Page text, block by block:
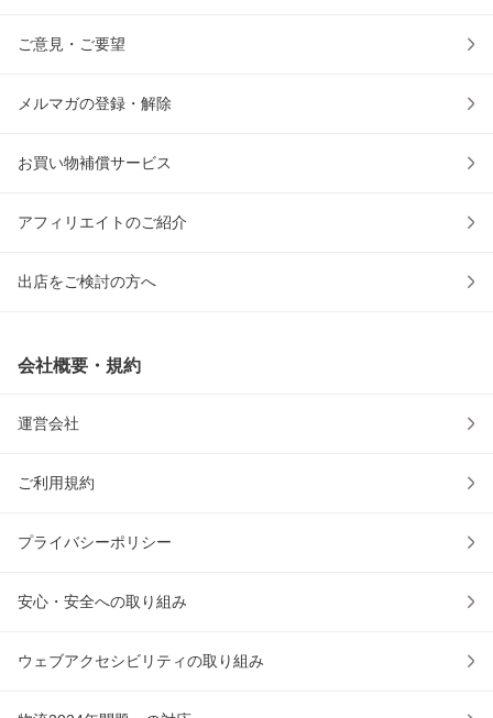
ご意見・ご要望
メルマガの登録・解除
お買い物補償サービス
アフィリエイトのご紹介
出店をご検討の方へ
会社概要・規約
運営会社
ご利用規約
プライバシーポリシー
安心・安全への取り組み
ウェブアクセシビリティの取り組み